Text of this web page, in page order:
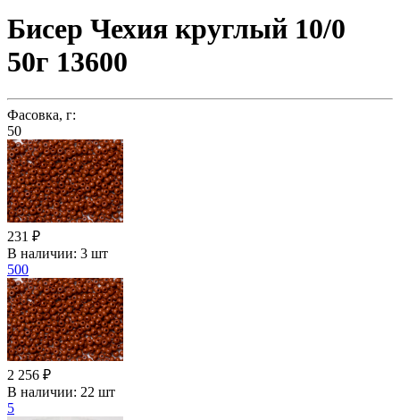
Бисер Чехия круглый 10/0
50г 13600
Фасовка, г:
50
231 ₽
В наличии: 3 шт
500
2 256 ₽
В наличии: 22 шт
5